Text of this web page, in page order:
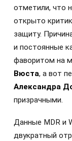
отметили, что
открыто
защиту.
и постоянные
фаворитом на
Вюста, а вот
Александра
призрачными.
Данные MDR и
двукратный